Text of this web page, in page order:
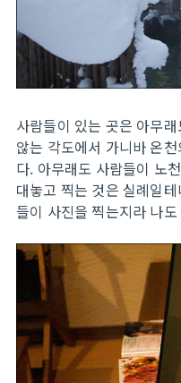
사람들이 있는 곳은 아무
않는 각도에서 가니바 온
다. 아무래도 사람들이 노
대놓고 찍는 것은 실례일
들이 사진을 찍는지라 나